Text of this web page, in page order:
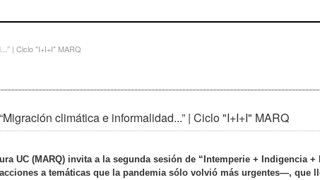
| Ciclo "I+I+I" MARQ
climática e informalidad...” | Ciclo "I+I+I" MARQ
UC (MARQ) invita a la segunda sesión de “Intemperie + Indigencia
a temáticas que la pandemia sólo volvió más urgentes—, que